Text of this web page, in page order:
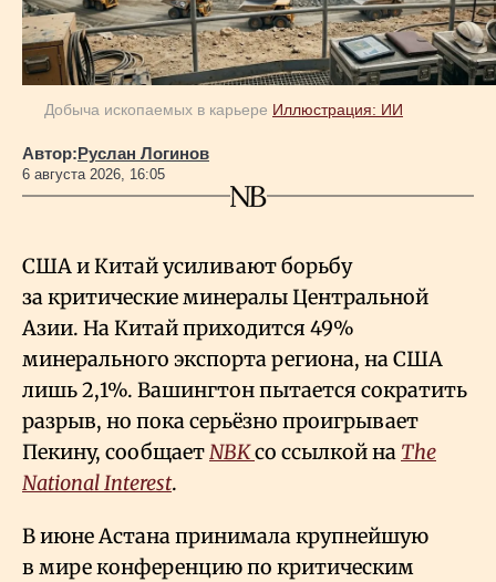
Добыча ископаемых в карьере Иллюстрация: ИИ
Автор:Руслан Логинов
6 августа 2026, 16:05
США и Китай усиливают борьбу
за критические минералы Центральной
Азии. На Китай приходится 49%
минерального экспорта региона, на США
лишь 2,1%. Вашингтон пытается сократить
разрыв, но пока серьёзно проигрывает
Пекину, сообщаетNBKсо ссылкой на The
National Interest.
В июне Астана принимала крупнейшую
в мире конференцию по критическим